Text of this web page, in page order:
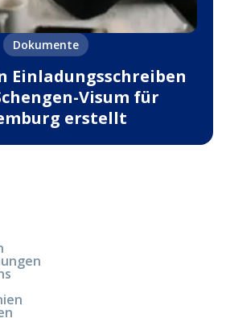
Dokumente
Einladungsschreiben
Visum für
erstellt